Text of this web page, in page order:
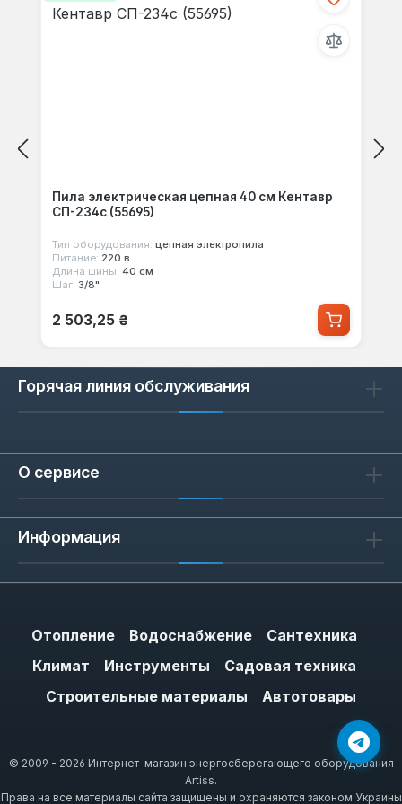
Пила электрическая цепная 40 см Кентавр
СП-234c (55695)
Тип оборудования: цепная электропила
Питание: 220 в
Длина шины: 40 см
Шаг: 3/8"
Обычная цена:
2 503,25 ₴
Горячая линия обслуживания
О сервисе
Информация
Отопление Водоснабжение
Сантехника
Климат
Инструменты
Садовая техника
Строительные материалы
Автотовары
© 2009 - 2026 Интернет-магазин энергосберегающего оборудования
Artiss.
Права на все материалы сайта защищены и охраняются законом Украины